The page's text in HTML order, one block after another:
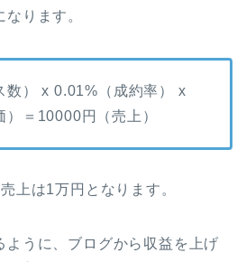
ります。
数） x 0.01%（成約率） x
＝10000円（売上）
上は1万円となります。
ように、ブログから収益を上げ